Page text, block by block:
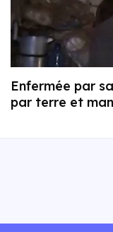
Enfermée par
par terre et